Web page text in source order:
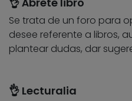
Se trata de un foro para
desee referente a libros,
plantear dudas, dar
👌 Lecturalia